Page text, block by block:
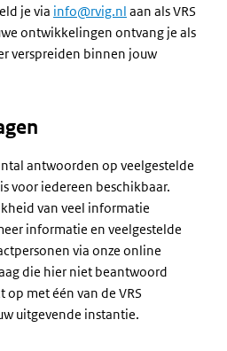
je via info@rvig.nl aan als VRS
ontwikkelingen ontvang je als
verspreiden binnen jouw
antwoorden op veelgestelde
voor iedereen beschikbaar.
van veel informatie
informatie en veelgestelde
via onze online
die hier niet beantwoord
met één van de VRS
uitgevende instantie.